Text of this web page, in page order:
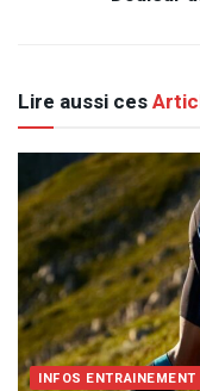
Lire aussi ces
INFOS ENTRAINEMENT